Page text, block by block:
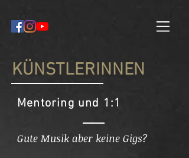
KÜNSTLERINNEN
Mentoring und 1:1
Gute Musik aber keine Gigs?